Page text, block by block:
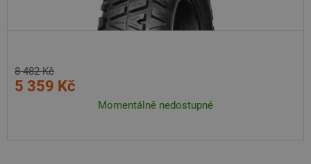
8 482 Kč
5 359 Kč
Momentálně nedostupné